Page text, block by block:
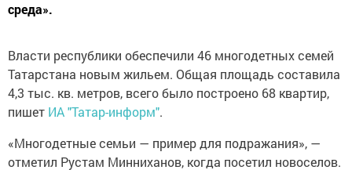
среда».
Власти республики обеспечили 46 многодетных семей
Татарстана новым жильем. Общая площадь составила
4,3 тыс. кв. метров, всего было построено 68 квартир,
пишет ИА "Татар-информ".
«Многодетные семьи — пример для подражания», —
отметил Рустам Минниханов, когда посетил новоселов.